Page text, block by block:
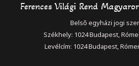
Ferences Világi Rend
Belső egyházi jogi
Székhely: 1024 Budapest,
Levélcím: 1024 Budapest,